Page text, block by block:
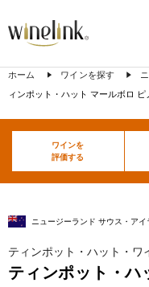
ホーム ワインを探す
ィンポット・ハット マールボロ ピ
ワインを
評価する
ニュージーランド サウス・ア
ティンポット・ハット・ワ
ティンポット・ハ